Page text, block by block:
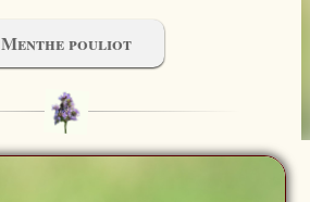
Menthe pouliot